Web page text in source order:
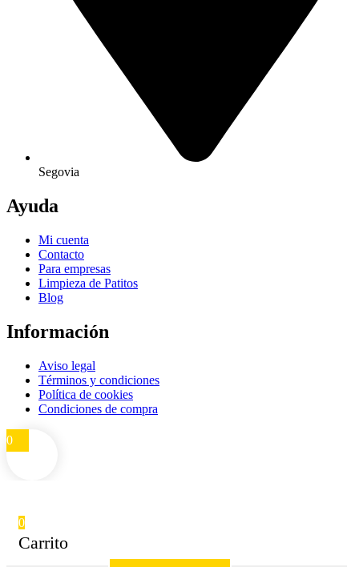
Segovia
Ayuda
Mi cuenta
Contacto
Para empresas
Limpieza de Patitos
Blog
Información
Aviso legal
Términos y condiciones
Política de cookies
Condiciones de compra
0
0
Carrito